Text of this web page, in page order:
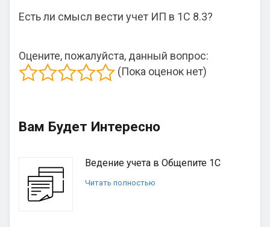
Есть ли смысл вести учет ИП в 1С 8.3?
Оцените, пожалуйста, данный вопрос:
(Пока оценок нет)
Вам Будет Интересно
Ведение учета в Общепите 1С
Читать полностью